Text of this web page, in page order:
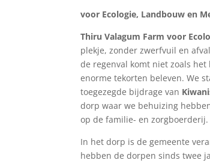
voor Ecologie, Landbouw en
Thiru Valagum Farm voor
plekje, zonder zwerfvuil en
de regenval komt niet zoals het
enorme tekorten beleven. We
toegezegde bijdrage van
dorp waar we behuizing
op de familie- en zorgboerderij.
In het dorp is de gemeente
hebben de dorpen sinds twee